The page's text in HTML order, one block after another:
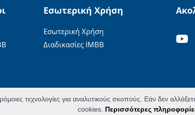
Εσωτερική Χρήση
Εσωτερική Χρήση
Διαδικασίες ΙΜΒΒ
τεχνολογίες για αναλυτικούς σκοπούς. Εάν δεν
cookies. Περισσότερες